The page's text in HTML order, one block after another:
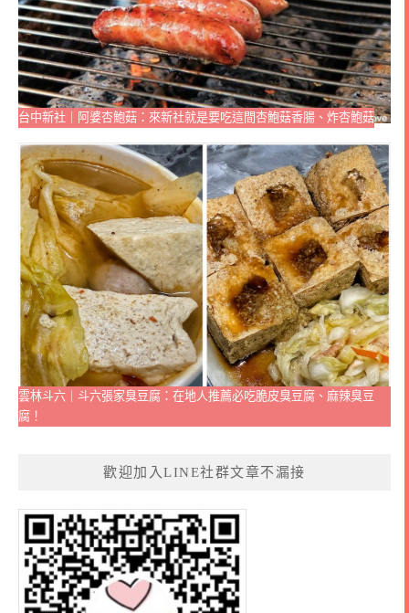
台中新社｜阿婆杏鮑菇：來新社就是要吃這間杏鮑菇香腸、炸杏鮑菇
雲林斗六｜斗六張家臭豆腐：在地人推薦必吃脆皮臭豆腐、麻辣臭豆
腐！
歡迎加入LINE社群文章不漏接